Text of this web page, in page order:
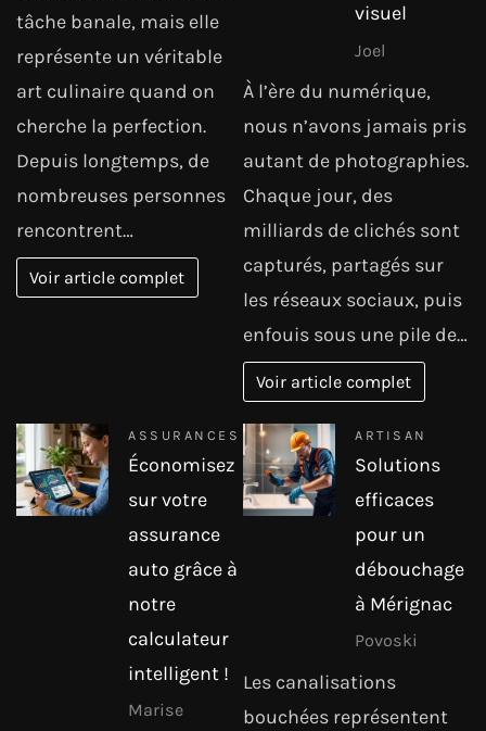
tâche banale, mais elle
représente un véritable
art culinaire quand on
cherche la perfection.
Depuis longtemps, de
nombreuses personnes
rencontrent…
Voir article complet
visuel
Joel
À l’ère du numérique,
nous n’avons jamais pris
autant de photographies.
Chaque jour, des
milliards de clichés sont
capturés, partagés sur
les réseaux sociaux, puis
enfouis sous une pile de…
Voir article complet
ASSURANCES
Économisez
sur votre
assurance
auto grâce à
notre
calculateur
intelligent !
Marise
ARTISAN
Solutions
efficaces
pour un
débouchage
à Mérignac
Povoski
Les canalisations
bouchées représentent